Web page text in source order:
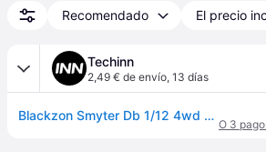
Recomendado El precio
Techinn
2,49 € de envío, 13 días
Blackzon Smyter Db 1/12 4wd Rc Car Negro
O 3